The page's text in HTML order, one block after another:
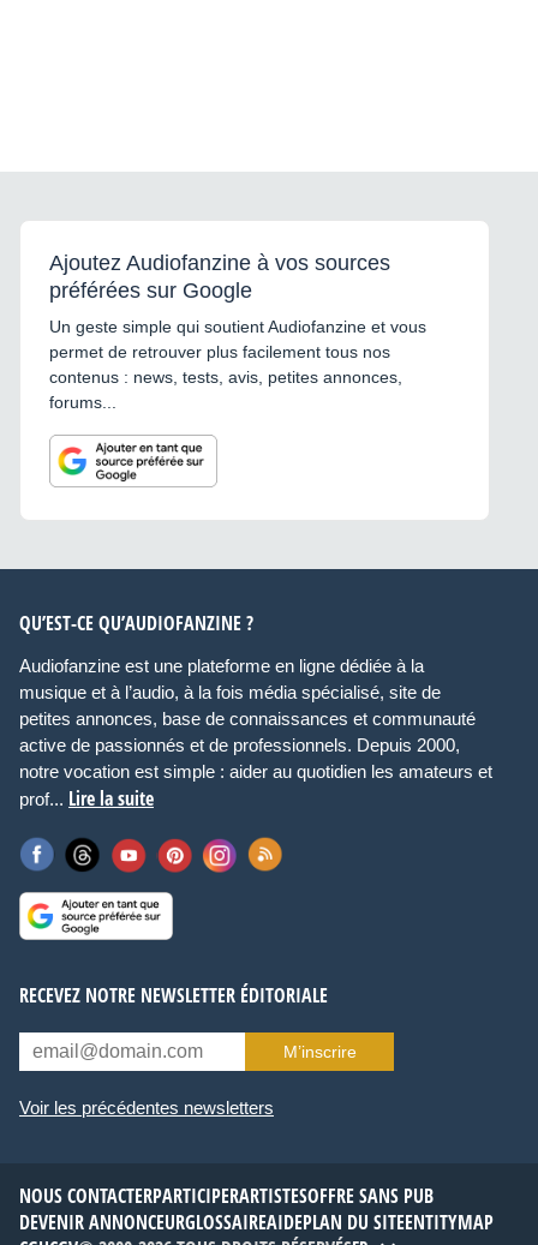
Ajoutez Audiofanzine à vos sources
préférées sur Google
Un geste simple qui soutient Audiofanzine et vous
permet de retrouver plus facilement tous nos
contenus : news, tests, avis, petites annonces,
forums...
QU’EST-CE QU’AUDIOFANZINE ?
Audiofanzine est une plateforme en ligne dédiée à la
musique et à l’audio, à la fois média spécialisé, site de
petites annonces, base de connaissances et communauté
active de passionnés et de professionnels. Depuis 2000,
notre vocation est simple : aider au quotidien les amateurs et
prof... Lire la suite
RECEVEZ NOTRE NEWSLETTER ÉDITORIALE
M’inscrire
Voir les précédentes newsletters
NOUS CONTACTERPARTICIPERARTISTESOFFRE SANS PUB
DEVENIR ANNONCEURGLOSSAIREAIDEPLAN DU SITEENTITYMAP